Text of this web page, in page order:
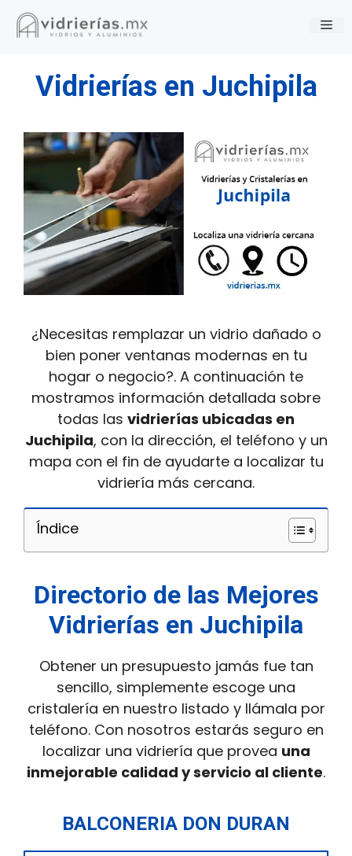
Saltar
Vidrierías en Juchipila
¿Necesitas remplazar un vidrio dañado o
bien poner ventanas modernas en tu
hogar o negocio?. A continuación te
mostramos información detallada sobre
todas las vidrierías ubicadas en
Juchipila, con la dirección, el teléfono y un
mapa con el fin de ayudarte a localizar tu
vidriería más cercana.
Índice
Directorio de las Mejores
Vidrierías en Juchipila
Obtener un presupuesto jamás fue tan
sencillo, simplemente escoge una
cristalería en nuestro listado y llámala por
teléfono. Con nosotros estarás seguro en
localizar una vidriería que provea una
inmejorable calidad y servicio al cliente.
BALCONERIA DON DURAN